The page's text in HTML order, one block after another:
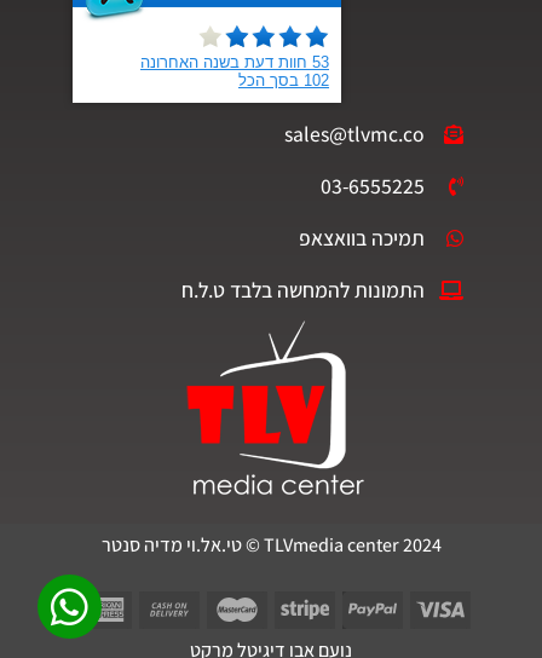
sales@tlvmc.co
03-6555225
תמיכה בוואצאפ
התמונות להמחשה בלבד ט.ל.ח
נועם אבו דיגיטל מרקט
TLVmedia center 2024 © טי.אל.וי מדיה סנטר